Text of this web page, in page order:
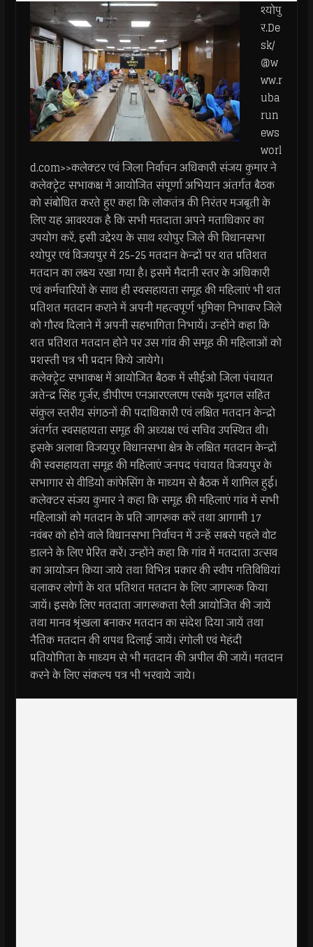
श्योपु
र.De
sk/
@w
ww.r
uba
run
ews
worl
d.com>>कलेक्टर एवं जिला निर्वाचन अधिकारी संजय कुमार ने
कलेक्ट्रेट सभाकक्ष में आयोजित संपूर्णा अभियान अंतर्गत बैठक
को संबोधित करते हुए कहा कि लोकतंत्र की निरंतर मजबूती के
लिए यह आवश्यक है कि सभी मतदाता अपने मताधिकार का
उपयोग करें, इसी उद्देश्य के साथ श्योपुर जिले की विधानसभा
श्योपुर एवं विजयपुर में 25-25 मतदान केन्द्रों पर शत प्रतिशत
मतदान का लक्ष्य रखा गया है। इसमें मैदानी स्तर के अधिकारी
एवं कर्मचारियों के साथ ही स्वसहायता समूह की महिलाएं भी शत
प्रतिशत मतदान कराने में अपनी महत्वपूर्ण भूमिका निभाकर जिले
को गौरव दिलाने में अपनी सहभागिता निभायें। उन्होंने कहा कि
शत प्रतिशत मतदान होने पर उस गांव की समूह की महिलाओं को
प्रशस्ती पत्र भी प्रदान किये जायेगे।
कलेक्ट्रेट सभाकक्ष में आयोजित बैठक में सीईओ जिला पंचायत
अतेन्द्र सिंह गुर्जर, डीपीएम एनआरएलएम एसके मुदगल सहित
संकुल स्तरीय संगठनों की पदाधिकारी एवं लक्षित मतदान केन्द्रो
अंतर्गत स्वसहायता समूह की अध्यक्ष एवं सचिव उपस्थित थी।
इसके अलावा विजयपुर विधानसभा क्षेत्र के लक्षित मतदान केन्द्रों
की स्वसहायता समूह की महिलाएं जनपद पंचायत विजयपुर के
सभागार से वीडियो कांफेसिंग के माध्यम से बैठक में शामिल हुई।
कलेक्टर संजय कुमार ने कहा कि समूह की महिलाएं गांव में सभी
महिलाओं को मतदान के प्रति जागरूक करें तथा आगामी 17
नवंबर को होने वाले विधानसभा निर्वाचन में उन्हें सबसे पहले वोट
डालने के लिए प्रेरित करें। उन्होंने कहा कि गांव में मतदाता उत्सव
का आयोजन किया जाये तथा विभिन्न प्रकार की स्वीप गतिविधियां
चलाकर लोगों के शत प्रतिशत मतदान के लिए जागरूक किया
जायें। इसके लिए मतदाता जागरूकता रैली आयोजित की जायें
तथा मानव श्रृंखला बनाकर मतदान का संदेश दिया जायें तथा
नैतिक मतदान की शपथ दिलाई जायें। रंगोली एवं मेहंदी
प्रतियोगिता के माध्यम से भी मतदान की अपील की जायें। मतदान
करने के लिए संकल्प पत्र भी भरवाये जाये।